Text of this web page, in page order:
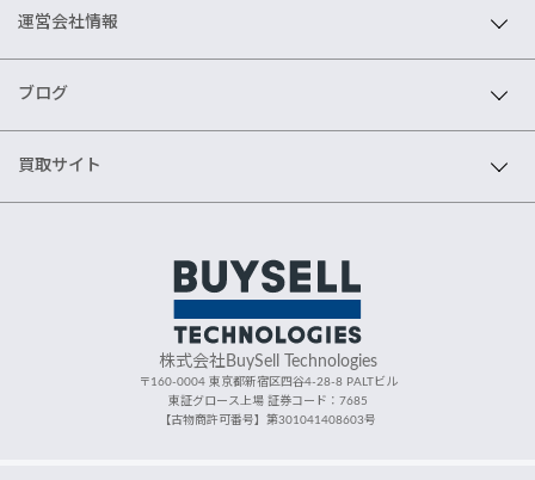
運営会社情報
ブログ
買取サイト
株式会社BuySell Technologies
〒160-0004 東京都新宿区四谷4-28-8 PALTビル
東証グロース上場 証券コード：7685
【古物商許可番号】第301041408603号